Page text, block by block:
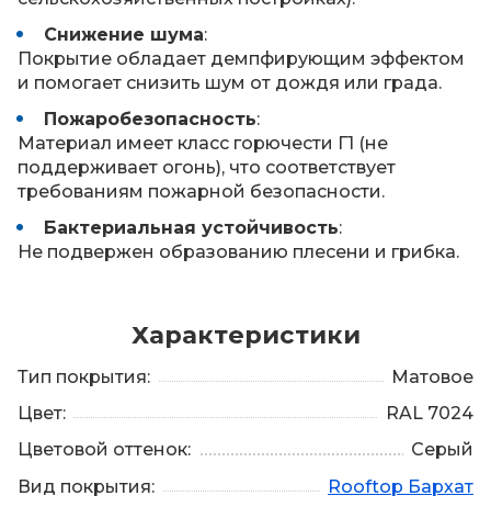
Снижение шума:
Покрытие обладает демпфирующим эффектом
и помогает снизить шум от дождя или града.
Пожаробезопасность:
Материал имеет класс горючести Г1 (не
поддерживает огонь), что соответствует
требованиям пожарной безопасности.
Бактериальная устойчивость:
Не подвержен образованию плесени и грибка.
Характеристики
Тип покрытия:
Матовое
Цвет:
RAL 7024
Цветовой оттенок:
Серый
Вид покрытия:
Rooftop Бархат